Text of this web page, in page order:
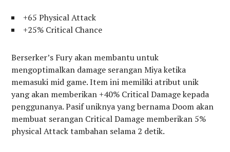
+65 Physical Attack
+25% Critical Chance
Berserker’s Fury akan membantu untuk
mengoptimalkan damage serangan Miya ketika
memasuki mid game. Item ini memiliki atribut unik
yang akan memberikan +40% Critical Damage kepada
penggunanya. Pasif uniknya yang bernama Doom akan
membuat serangan Critical Damage memberikan 5%
physical Attack tambahan selama 2 detik.